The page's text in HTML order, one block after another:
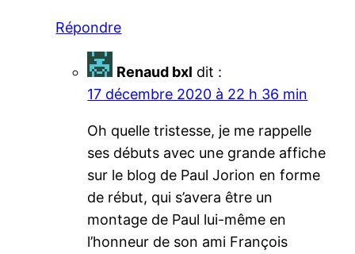
Répondre
Renaud bxl dit :
17 décembre 2020 à 22 h 36 min
Oh quelle tristesse, je me rappelle
ses débuts avec une grande affiche
sur le blog de Paul Jorion en forme
de rébut, qui s’avera être un
montage de Paul lui-même en
l’honneur de son ami François